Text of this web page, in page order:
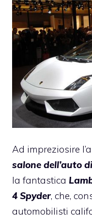
Ad impreziosire
salone dell’auto
la fantastica
4 Spyder, che,
automobilisti